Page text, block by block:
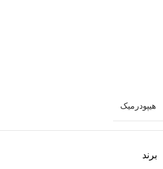
هیپودرمیک
برند